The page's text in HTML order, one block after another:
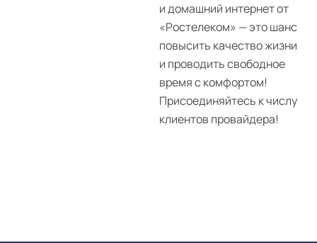
и домашний интернет от
«Ростелеком» — это шанс
повысить качество жизни
и проводить свободное
время с комфортом!
Присоединяйтесь к числу
клиентов провайдера!